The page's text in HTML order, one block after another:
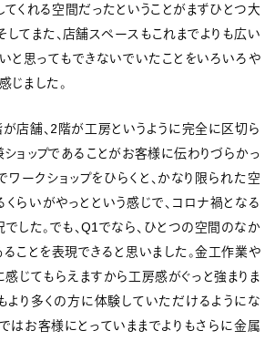
くれる空間だったということがまずひとつ大
してまた、店舗スペースもこれまでよりも広い
と思ってもできないでいたことをいろいろや
じました。
店舗、2階が工房というように完全に区切ら
ョップであることがお客様に伝わりづらかっ
ワークショップをひらくと、かなり限られた空
らいがやっとという感じで、コロナ禍となる
した。でも、Q1でなら、ひとつの空間のなか
ことを表現できると思いました。金工作業や
じてもらえますから工房感がぐっと強まりま
より多くの方に体験していただけるようにな
はお客様にとっていままでよりもさらに金属